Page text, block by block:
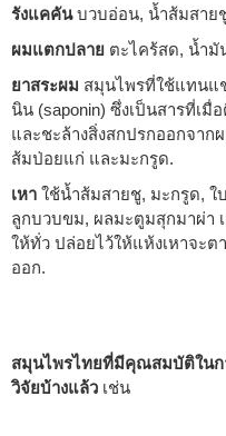
รังแคคันบวบอ่อน, น้ำส้มสาย
ผมแตกปลาย ตะไคร้สด, น้ำมั
ยาสระผม สมุนไพรที่ใช้แทนแ
นิน (saponin) ซึ่งเป็นสารที่เ
และชะล้างสิ่งสกปรกออกจา
ส้มป่อยแก่ และมะกรูด.
เหา ใช้น้ำส้มสายชู, มะกรูด, ใ
ลูกบวบขม, ผลมะตูมสุกมาผ่า
ให้ทั่ว ปล่อยไว้ให้แห้งเหาจะ
ออก.
สมุนไพรไทยที่มีคุณสมบัติในก
วิจัยบ้างแล้ว เช่น